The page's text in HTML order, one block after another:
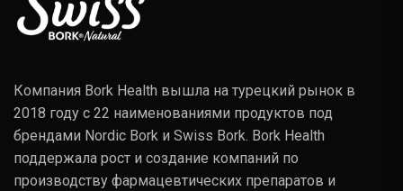
Компания Bork Health вышла на турецкий рынок в
2018 году с 22 наименованиями продуктов под
брендами Nordic Bork и Swiss Bork. Bork Health
поддержала рост и создание компаний по
производству фармацевтических препаратов и